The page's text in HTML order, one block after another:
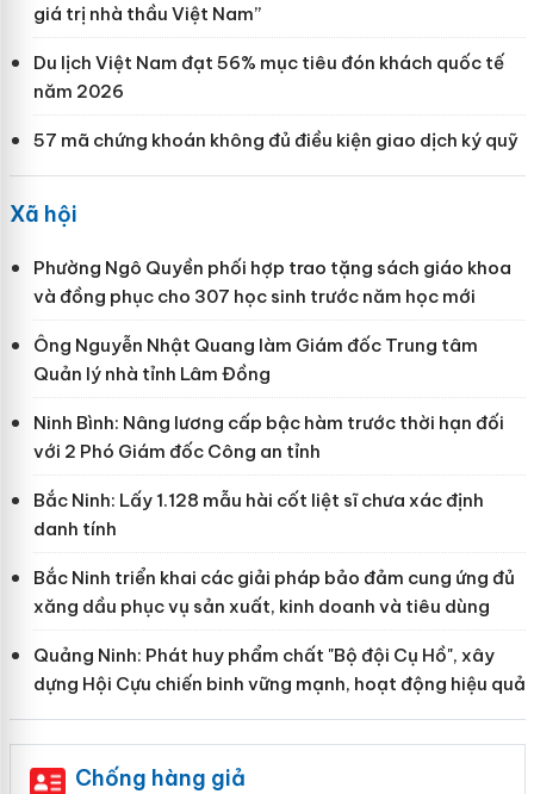
giá trị nhà thầu Việt Nam”
Du lịch Việt Nam đạt 56% mục tiêu đón khách quốc tế
năm 2026
57 mã chứng khoán không đủ điều kiện giao dịch ký quỹ
Xã hội
Phường Ngô Quyền phối hợp trao tặng sách giáo khoa
và đồng phục cho 307 học sinh trước năm học mới
Ông Nguyễn Nhật Quang làm Giám đốc Trung tâm
Quản lý nhà tỉnh Lâm Đồng
Ninh Bình: Nâng lương cấp bậc hàm trước thời hạn đối
với 2 Phó Giám đốc Công an tỉnh
Bắc Ninh: Lấy 1.128 mẫu hài cốt liệt sĩ chưa xác định
danh tính
Bắc Ninh triển khai các giải pháp bảo đảm cung ứng đủ
xăng dầu phục vụ sản xuất, kinh doanh và tiêu dùng
Quảng Ninh: Phát huy phẩm chất "Bộ đội Cụ Hồ", xây
dựng Hội Cựu chiến binh vững mạnh, hoạt động hiệu quả
Chống hàng giả